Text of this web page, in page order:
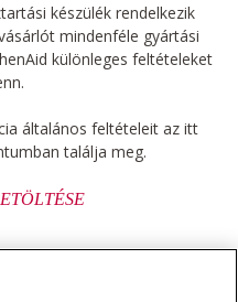
készülék rendelkezik
mindenféle gyártási
különleges feltételeket
általános feltételeit az itt
találja meg.